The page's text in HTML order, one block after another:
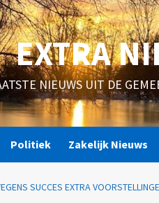
EXTRA
NIEUWS UIT DE
Politiek Zakelijk Nieuws
SUCCES EXTRA